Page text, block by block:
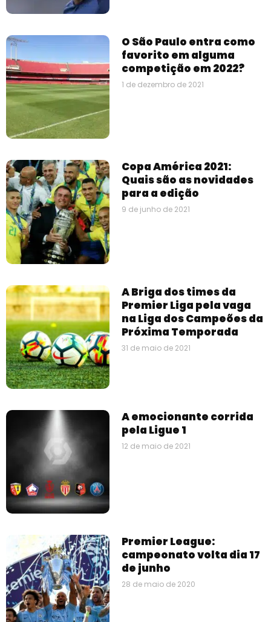
O São Paulo entra como
favorito em alguma
competição em 2022?
1 de dezembro de 2021
Copa América 2021:
Quais são as novidades
para a edição
9 de junho de 2021
A Briga dos times da
Premier Liga pela vaga
na Liga dos Campeões da
Próxima Temporada
31 de maio de 2021
A emocionante corrida
pela Ligue 1
12 de maio de 2021
Premier League:
campeonato volta dia 17
de junho
28 de maio de 2020